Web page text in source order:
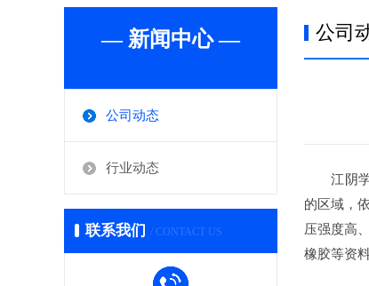
— 新闻中心 —
公司动态
行业动态
联系我们 / CONTACT US
公司
江阴学
的区域，
压强度高
橡胶等资